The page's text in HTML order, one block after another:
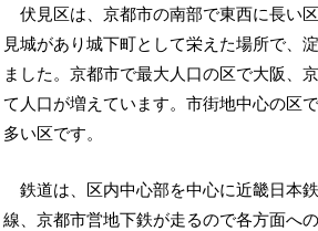
伏見区は、京都市の南部で東西に長い
見城があり城下町として栄えた場所で、
ました。京都市で最大人口の区で大阪、
て人口が増えています。市街地中心の区
多い区です。
鉄道は、区内中心部を中心に近畿日本
線、京都市営地下鉄が走るので各方面へ